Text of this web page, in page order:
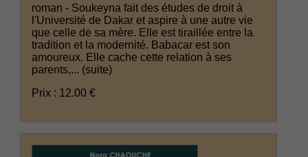
roman - Soukeyna fait des études de droit à
l'Université de Dakar et aspire à une autre vie
que celle de sa mère. Elle est tiraillée entre la
tradition et la modernité. Babacar est son
amoureux. Elle cache cette relation à ses
parents,... (suite)
Prix : 12.00 €